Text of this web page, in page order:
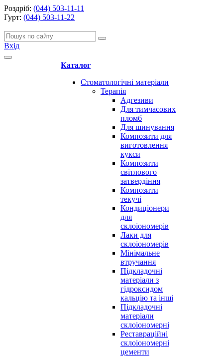
Роздріб: (044) 503-11-11
Гурт: (044) 503-11-22
Вхід
Каталог
Стоматологічні матеріали
Терапія
Адгезиви
Для тимчасових
пломб
Для шинування
Композити для
виготовлення
кукси
Композити
світлового
затвердіння
Композити
текучі
Кондиціонери
для
склоіономерів
Лаки для
склоіономерів
Мінімальне
втручання
Підкладочні
матеріали з
гідроксидом
кальцію та інші
Підкладочні
матеріали
склоіономерні
Реставраційні
склоіономерні
цементи